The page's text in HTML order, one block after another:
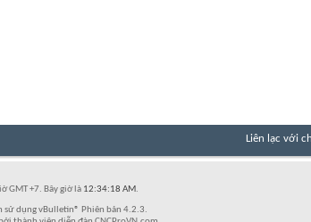
Liên lạc với
GMT +7. Bây giờ là 12:34:18 AM.
sử dụng vBulletin® Phiên bản 4.2.3.